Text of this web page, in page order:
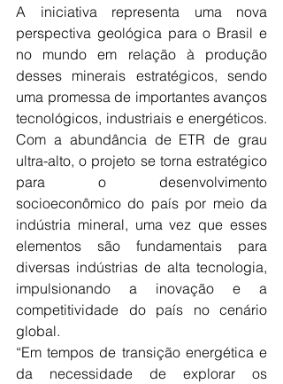
A iniciativa representa uma nova
perspectiva geológica para o Brasil e
no mundo em relação à produção
desses minerais estratégicos, sendo
uma promessa de importantes avanços
tecnológicos, industriais e energéticos.
Com a abundância de ETR de grau
ultra-alto, o projeto se torna estratégico
para o desenvolvimento
socioeconômico do país por meio da
indústria mineral, uma vez que esses
elementos são fundamentais para
diversas indústrias de alta tecnologia,
impulsionando a inovação e a
competitividade do país no cenário
global.
“Em tempos de transição energética e
da necessidade de explorar os